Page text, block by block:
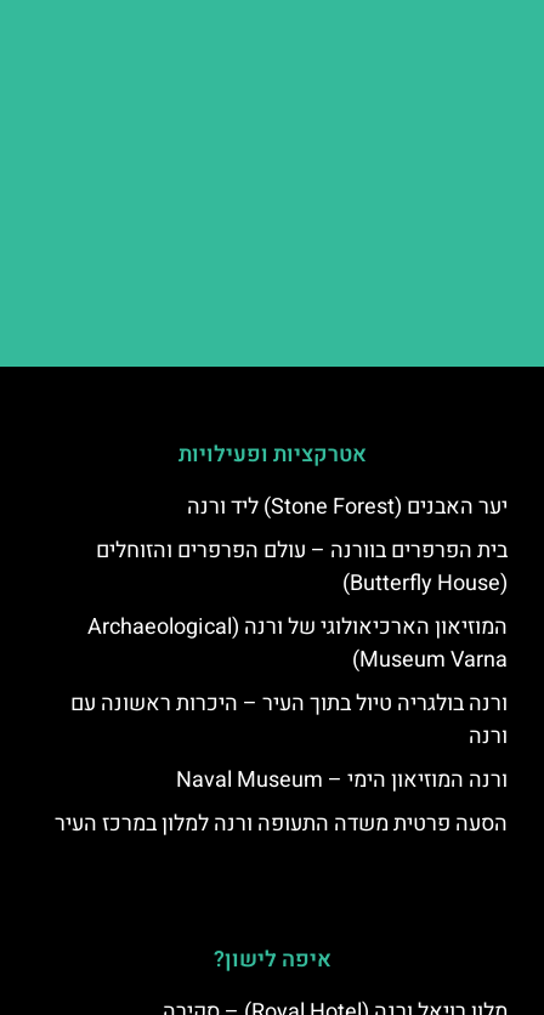
אטרקציות ופעילויות
יער האבנים (Stone Forest) ליד ורנה
בית הפרפרים בוורנה – עולם הפרפרים והזוחלים
(Butterfly House)
המוזיאון הארכיאולוגי של ורנה (Archaeological
Museum Varna)
ורנה בולגריה טיול בתוך העיר – היכרות ראשונה עם
ורנה
ורנה המוזיאון הימי – Naval Museum
הסעה פרטית משדה התעופה ורנה למלון במרכז העיר
איפה לישון?